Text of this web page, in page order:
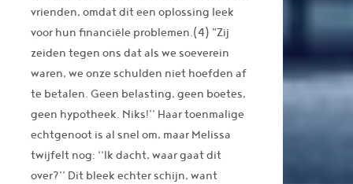
vrienden, omdat dit een oplossing leek
voor hun financiële problemen.(4) "Zij
zeiden tegen ons dat als we soeverein
waren, we onze schulden niet hoefden af
te betalen. Geen belasting, geen boetes,
geen hypotheek. Niks!’’ Haar toenmalige
echtgenoot is al snel om, maar Melissa
twijfelt nog: ‘‘Ik dacht, waar gaat dit
over?’’ Dit bleek echter schijn, want